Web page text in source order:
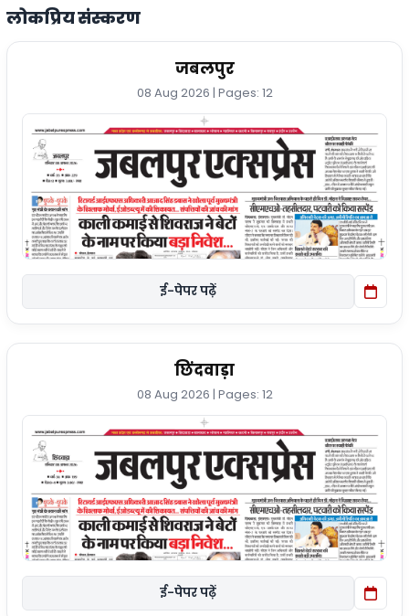
लोकप्रिय संस्करण
जबलपुर
08 Aug 2026 | Pages: 12
ई-पेपर पढ़ें
छिंदवाड़ा
08 Aug 2026 | Pages: 12
ई-पेपर पढ़ें